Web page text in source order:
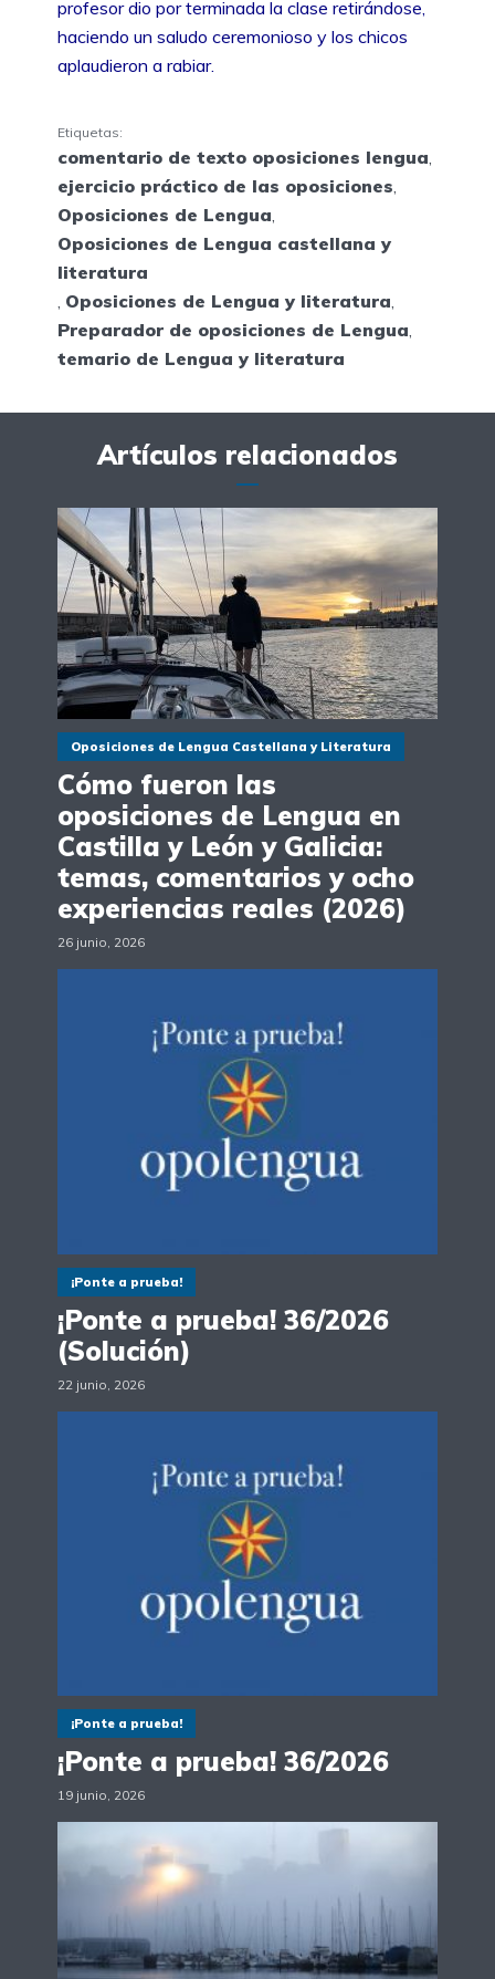
profesor dio por terminada la clase retirándose,
haciendo un saludo ceremonioso y los chicos
aplaudieron a rabiar.
Etiquetas:
comentario de texto oposiciones lengua,
ejercicio práctico de las oposiciones,
Oposiciones de Lengua,
Oposiciones de Lengua castellana y
literatura
, Oposiciones de Lengua y literatura,
Preparador de oposiciones de Lengua,
temario de Lengua y literatura
Artículos relacionados
Oposiciones de Lengua Castellana y Literatura
Cómo fueron las
oposiciones de Lengua en
Castilla y León y Galicia:
temas, comentarios y ocho
experiencias reales (2026)
26 junio, 2026
¡Ponte a prueba!
¡Ponte a prueba! 36/2026
(Solución)
22 junio, 2026
¡Ponte a prueba!
¡Ponte a prueba! 36/2026
19 junio, 2026